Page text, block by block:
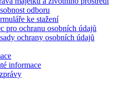
odboru
ke stažení
pro ochranu osobních údajů
ochrany osobních údajů
informace